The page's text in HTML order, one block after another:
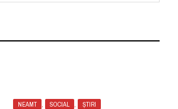
NEAMT , SOCIAL , ȘTIRI